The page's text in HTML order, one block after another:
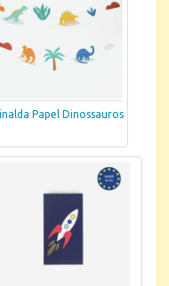
Papel Dinossauros